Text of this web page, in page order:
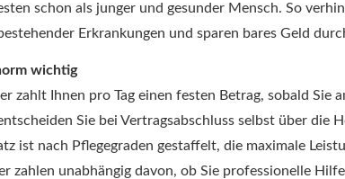
schon als junger und gesunder Mensch. So
Erkrankungen und sparen bares Geld
wichtig
zahlt Ihnen pro Tag einen festen Betrag, sobald Sie
Sie bei Vertragsabschluss selbst über die
ist nach Pflegegraden gestaffelt, die maximale
zahlen unabhängig davon, ob Sie professionelle